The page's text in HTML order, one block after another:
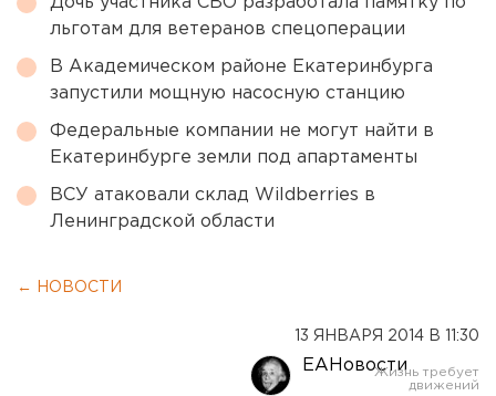
льготам для ветеранов спецоперации
В Академическом районе Екатеринбурга
запустили мощную насосную станцию
Федеральные компании не могут найти в
Екатеринбурге земли под апартаменты
ВСУ атаковали склад Wildberries в
Ленинградской области
← НОВОСТИ
13 ЯНВАРЯ 2014 В 11:30
ЕАНовости